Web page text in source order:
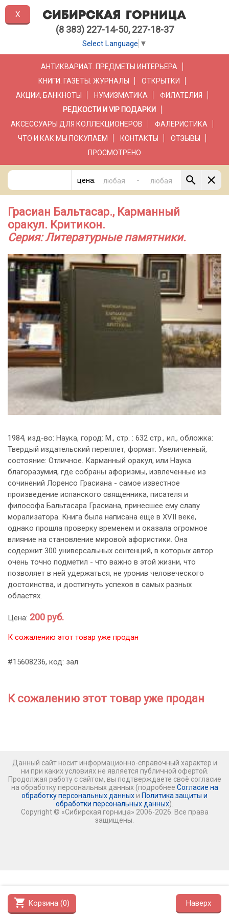
(8 383) 227-14-50, 227-18-37
Select Language ▼
АНТИКВАРИАТ. ПРЕДМЕТЫ ИНТЕРЬЕРА
КНИГИ. ГАЗЕТЫ. ЖУРНАЛЫ
ОТКРЫТКИ
АКЦИИ, БАНКНОТЫ
НУМИЗМАТИКА
ФИЛАТЕЛИЯ
РЕДКОСТИ И VIP ПОДАРКИ
АКСЕССУАРЫ ДЛЯ КОЛЛЕКЦИОНЕРОВ
ФАЛЕРИСТИКА
ЧТО И КАК МЫ ПОКУПАЕМ
КОНТАКТЫ
ОТЗЫВЫ
ПРОСМОТРЕНО
цена: -
shopping_cart Корзина (0) Наверх
Грасиан Бальтасар., Карманный
оракул. Критикон.
Серия: Литературные памятники.
1984, изд-во: Наука, город: М., стр. : 632 стр., ил., обложка:
Твердый издательский переплет, формат: Увеличенный,
состояние: Отличное. Карманный оракул, или Наука
благоразумия, где собраны афоризмы, извлеченные из
сочинений Лоренсо Грасиана - самое известное
произведение испанского священника, писателя и
философа Бальтасара Грасиана, принесшее ему славу
морализатора. Книга была написана еще в XVII веке,
однако прошла проверку временем и оказала огромное
влияние на становление мировой афористики. Она
содержит 300 универсальных сентенций, в которых автор
очень точно подметил - что важно в этой жизни, что
позволяет в ней удержаться, не уронив человеческого
достоинства, и достигнуть успехов в самых разных
областях.
Цена: 200 руб.
К сожалению этот товар уже продан
#15608236, код: зал
К сожалению этот товар уже продан
X
Данный сайт носит информационно-справочный характер и
ни при каких условиях не является публичной офертой.
Продолжая работу с сайтом, вы подтверждаете своё согласие
на обработку персональных данных (подробнее Согласие на
обработку персональных данных и Политика защиты и
обработки персональных данных).
Copyright © «Сибирская горница» 2006-2026. Все права
защищены.